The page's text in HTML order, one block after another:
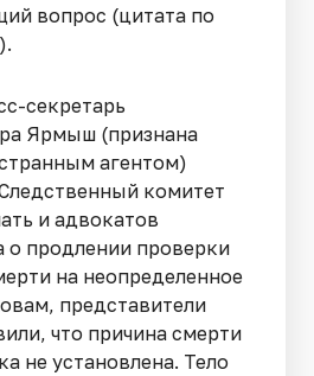
вопрос (цитата по
).
секретарь
Ярмыш (признана
агентом)
комитет
и адвокатов
о продлении проверки
на неопределенное
представители
что причина смерти
не установлена. Тело